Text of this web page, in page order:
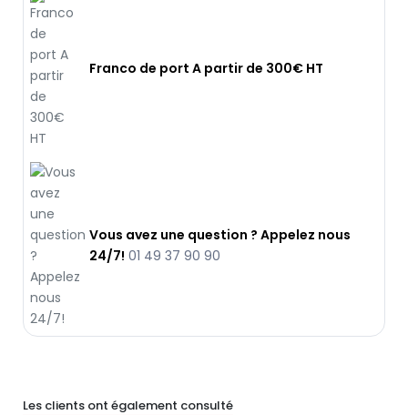
Franco de port A partir de 300€ HT
Vous avez une question ? Appelez nous
24/7! 01 49 37 90 90
Les clients ont également consulté